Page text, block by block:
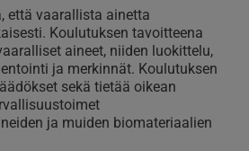
että vaarallista ainetta
Koulutuksen tavoitteena
aineet, niiden luokittelu,
ja merkinnät. Koulutuksen
sekä tietää oikean
ja muiden biomateriaalien